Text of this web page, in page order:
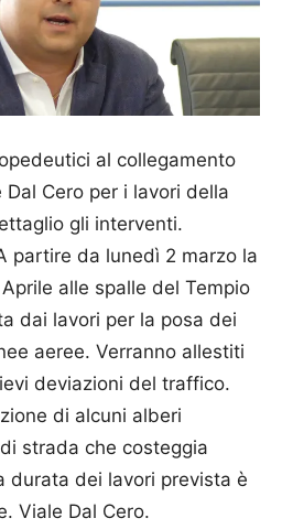
al collegamento
Cero per i lavori della
gli interventi.
partire da lunedì 2 marzo la
alle spalle del Tempio
dai lavori per la posa dei
aeree. Verranno allestiti
deviazioni del traffico.
di alcuni alberi
strada che costeggia
durata dei lavori prevista è
Viale Dal Cero.